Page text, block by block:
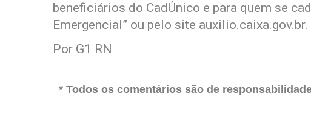
beneficiários do CadÚnico e para quem se
Emergencial” ou pelo site auxilio.caixa.gov.br.
Por G1 RN
* Todos os comentários são de